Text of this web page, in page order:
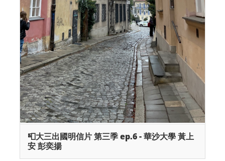
📮大三出國明信片 第三季 ep.6 - 華沙大學 黃上
安 彭奕揚